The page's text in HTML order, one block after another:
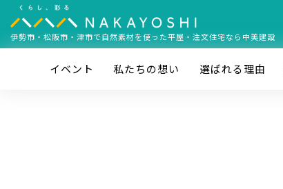
伊勢市・松阪市・津市で自然素材を使った平屋・注文住宅なら中美建設
イベント 私たちの想い 選ばれる理由